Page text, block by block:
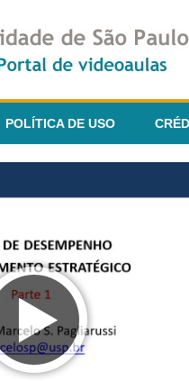
POLÍTICA DE USO